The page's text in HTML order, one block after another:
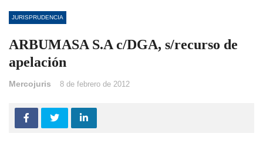
JURISPRUDENCIA
ARBUMASA S.A c/DGA, s/recurso de
apelación
Mercojuris 8 de febrero de 2012